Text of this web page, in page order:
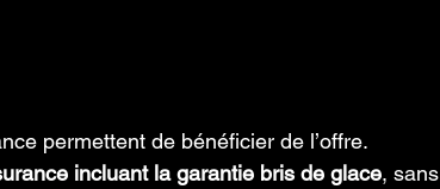
permettent de bénéficier de l’offre.
incluant la garantie bris de glace, sans